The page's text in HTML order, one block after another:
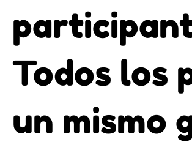
Todos los
un mismo